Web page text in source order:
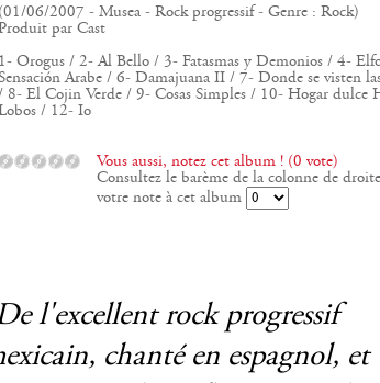
06/2007 - Musea - Rock progressif - Genre : Rock)
par Cast
Orogus / 2- Al Bello / 3- Fatasmas y Demonios / 4-
Arabe / 6- Damajuana II / 7- Donde se visten
8- El Cojin Verde / 9- Cosas Simples / 10- Hogar dulce
/ 12- Io
Vous aussi, notez cet album ! (0 vote)
Consultez le barème de la colonne de
votre note à cet album
l'excellent rock progressif
chanté en espagnol, et